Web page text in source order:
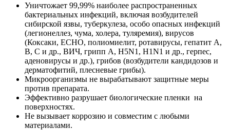
Уничтожает 99,99% наиболее распространенных
бактериальных инфекций, включая возбудителей
сибирской язвы, туберкулеза, особо опасных инфекций
(легионеллез, чума, холера, туляремия), вирусов
(Коксаки, ЕСНО, полиомиелит, ротавирусы, гепатит А,
В, С и др., ВИЧ, грипп А, Н5N1, Н1N1 и др., герпес,
аденовирусы и др.), грибов (возбудители кандидозов и
дерматофитий, плесневые грибы).
Микроорганизмы не вырабатывают защитные меры
против препарата.
Эффективно разрушает биологические пленки на
поверхностях.
Не вызывает коррозию и совместим с любыми
материалами.